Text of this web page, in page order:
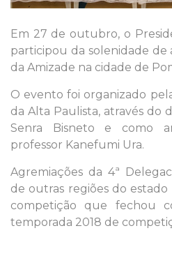
Em 27 de outubro, o
participou da solenidade de
da Amizade na cidade de
O evento foi organizado
da Alta Paulista, através do
Senra Bisneto e como
professor Kanefumi Ura.
Agremiações da 4ª
de outras regiões do
competição que fechou
temporada 2018 de